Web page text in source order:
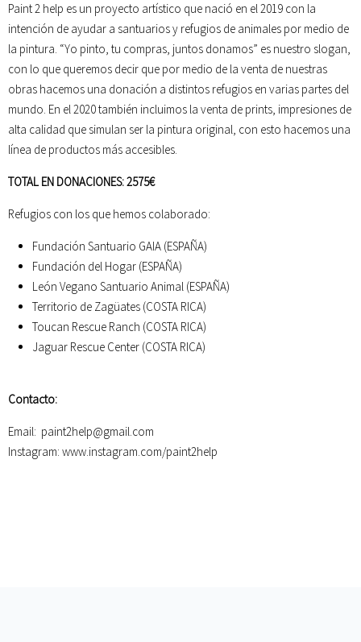
Paint 2 help es un proyecto artístico que nació en el 2019 con la
intención de ayudar a santuarios y refugios de animales por medio de
la pintura. “Yo pinto, tu compras, juntos donamos” es nuestro slogan,
con lo que queremos decir que por medio de la venta de nuestras
obras hacemos una donación a distintos refugios en varias partes del
mundo. En el 2020 también incluimos la venta de prints, impresiones de
alta calidad que simulan ser la pintura original, con esto hacemos una
línea de productos más accesibles.
TOTAL EN DONACIONES: 2575€
Refugios con los que hemos colaborado:
Fundación Santuario GAIA (ESPAÑA)
Fundación del Hogar (ESPAÑA)
León Vegano Santuario Animal (ESPAÑA)
Territorio de Zagüates (COSTA RICA)
Toucan Rescue Ranch (COSTA RICA)
Jaguar Rescue Center (COSTA RICA)
Contacto:
Email: paint2help@gmail.com
Instagram: www.instagram.com/paint2help